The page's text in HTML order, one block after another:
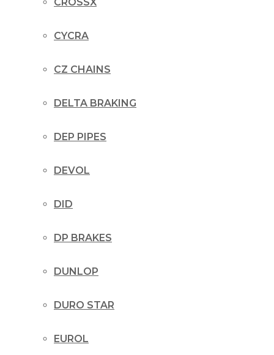
CYCRA
CZ CHAINS
DELTA BRAKING
DEP PIPES
DEVOL
DID
DP BRAKES
DUNLOP
DURO STAR
EUROL